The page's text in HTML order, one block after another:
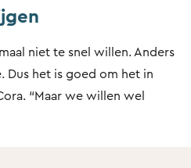
niet te snel willen. Anders
Dus het is goed om het in
“Maar we willen wel